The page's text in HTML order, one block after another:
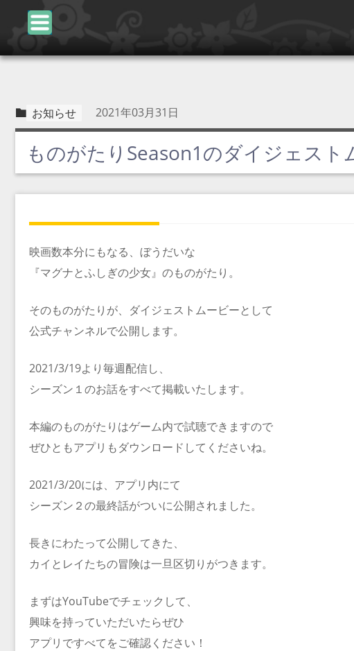
お知らせ 2021年03月31日
ものがたりSeason1のダイジェスト
映画数本分にもなる、ぼうだいな
『マグナとふしぎの少女』のものがたり。
そのものがたりが、ダイジェストムービーとして
公式チャンネルで公開します。
2021/3/19より毎週配信し、
シーズン１のお話をすべて掲載いたします。
本編のものがたりはゲーム内で試聴できますので
ぜひともアプリもダウンロードしてくださいね。
2021/3/20には、アプリ内にて
シーズン２の最終話がついに公開されました。
長きにわたって公開してきた、
カイとレイたちの冒険は一旦区切りがつきます。
まずはYouTubeでチェックして、
興味を持っていただいたらぜひ
アプリですべてをご確認ください！